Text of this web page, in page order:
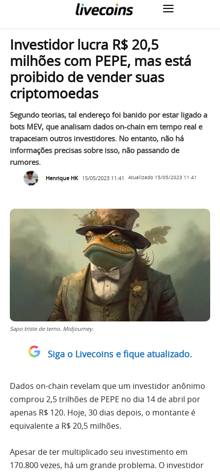
Investidor lucra R$ 20,5
milhões com PEPE, mas está
proibido de vender suas
criptomoedas
Segundo teorias, tal endereço foi banido por estar ligado a
bots MEV, que analisam dados on-chain em tempo real e
trapaceiam outros investidores. No entanto, não há
informações precisas sobre isso, não passando de
rumores.
Henrique HK 15/05/2023 11:41 Atualizado 15/05/2023 11:41
Sapo triste de terno. Midjourney.
Siga o Livecoins e fique atualizado.
Dados on-chain revelam que um investidor anônimo
comprou 2,5 trilhões de PEPE no dia 14 de abril por
apenas R$ 120. Hoje, 30 dias depois, o montante é
equivalente a R$ 20,5 milhões.
Apesar de ter multiplicado seu investimento em
170.800 vezes, há um grande problema. O investidor